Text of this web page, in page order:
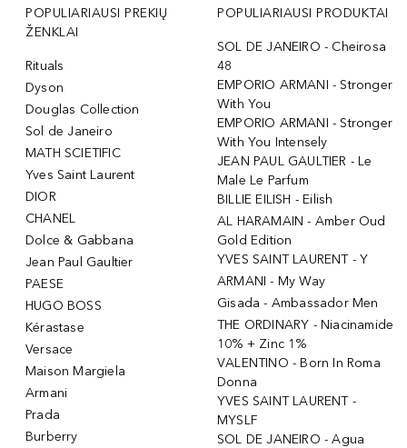
POPULIARIAUSI PREKIŲ
ŽENKLAI
Rituals
Dyson
Douglas Collection
Sol de Janeiro
MATH SCIETIFIC
Yves Saint Laurent
DIOR
CHANEL
Dolce & Gabbana
Jean Paul Gaultier
PAESE
HUGO BOSS
Kérastase
Versace
Maison Margiela
Armani
Prada
Burberry
POPULIARIAUSI PRODUKTAI
SOL DE JANEIRO - Cheirosa
48
EMPORIO ARMANI - Stronger
With You
EMPORIO ARMANI - Stronger
With You Intensely
JEAN PAUL GAULTIER - Le
Male Le Parfum
BILLIE EILISH - Eilish
AL HARAMAIN - Amber Oud
Gold Edition
YVES SAINT LAURENT - Y
ARMANI - My Way
Gisada - Ambassador Men
THE ORDINARY - Niacinamide
10% + Zinc 1%
VALENTINO - Born In Roma
Donna
YVES SAINT LAURENT -
MYSLF
SOL DE JANEIRO - Agua